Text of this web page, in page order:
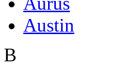
Austin
B